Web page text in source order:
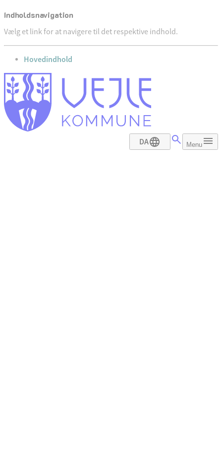
Indholdsnavigation
Vælg et link for at navigere til det respektive indhold.
gå til
Hovedindhold
DA Menu